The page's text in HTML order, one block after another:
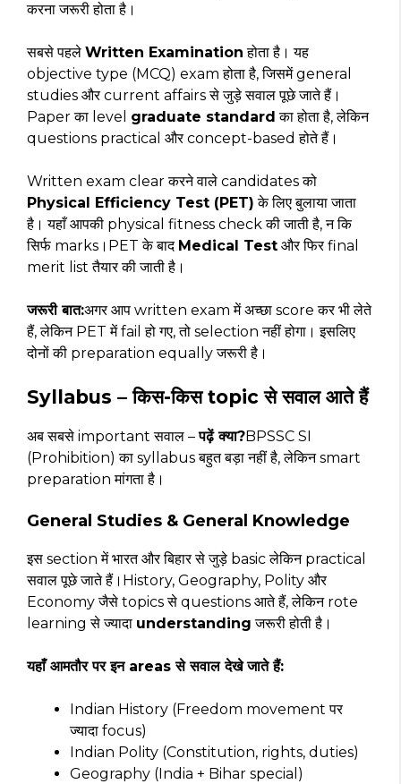
करना जरूरी होता है।
सबसे पहले Written Examination होता है। यह
objective type (MCQ) exam होता है, जिसमें general
studies और current affairs से जुड़े सवाल पूछे जाते हैं।
Paper का level graduate standard का होता है, लेकिन
questions practical और concept-based होते हैं।
Written exam clear करने वाले candidates को
Physical Efficiency Test (PET) के लिए बुलाया जाता
है। यहाँ आपकी physical fitness check की जाती है, न कि
सिर्फ marks।PET के बाद Medical Test और फिर final
merit list तैयार की जाती है।
जरूरी बात:अगर आप written exam में अच्छा score कर भी लेते
हैं, लेकिन PET में fail हो गए, तो selection नहीं होगा। इसलिए
दोनों की preparation equally जरूरी है।
Syllabus – किस-किस topic से सवाल आते हैं
अब सबसे important सवाल –पढ़ें क्या?BPSSC SI
(Prohibition) का syllabus बहुत बड़ा नहीं है, लेकिन smart
preparation मांगता है।
General Studies & General Knowledge
इस section में भारत और बिहार से जुड़े basic लेकिन practical
सवाल पूछे जाते हैं।History, Geography, Polity और
Economy जैसे topics से questions आते हैं, लेकिन rote
learning से ज्यादा understanding जरूरी होती है।
यहाँ आमतौर पर इन areas से सवाल देखे जाते हैं:
Indian History (Freedom movement पर
ज्यादा focus)
Indian Polity (Constitution, rights, duties)
Geography (India + Bihar special)